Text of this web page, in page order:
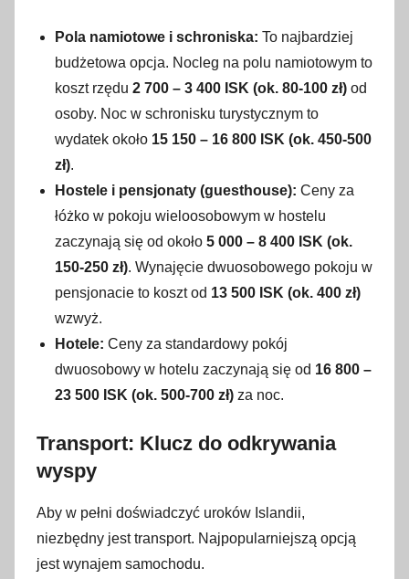
Pola namiotowe i schroniska: To najbardziej
budżetowa opcja. Nocleg na polu namiotowym to
koszt rzędu 2 700 – 3 400 ISK (ok. 80-100 zł) od
osoby. Noc w schronisku turystycznym to
wydatek około 15 150 – 16 800 ISK (ok. 450-500
zł).
Hostele i pensjonaty (guesthouse): Ceny za
łóżko w pokoju wieloosobowym w hostelu
zaczynają się od około 5 000 – 8 400 ISK (ok.
150-250 zł). Wynajęcie dwuosobowego pokoju w
pensjonacie to koszt od 13 500 ISK (ok. 400 zł)
wzwyż.
Hotele: Ceny za standardowy pokój
dwuosobowy w hotelu zaczynają się od 16 800 –
23 500 ISK (ok. 500-700 zł) za noc.
Transport: Klucz do odkrywania
wyspy
Aby w pełni doświadczyć uroków Islandii,
niezbędny jest transport. Najpopularniejszą opcją
jest wynajem samochodu.